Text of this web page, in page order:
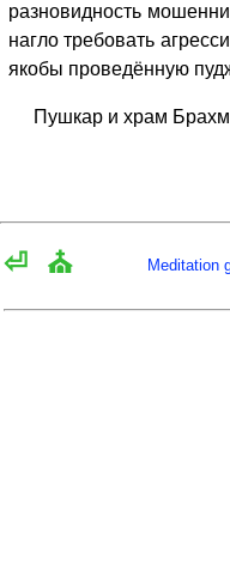
разновидность
нагло требовать
якобы проведённую
Пушкар и храм
⏎ ⛪ Meditation